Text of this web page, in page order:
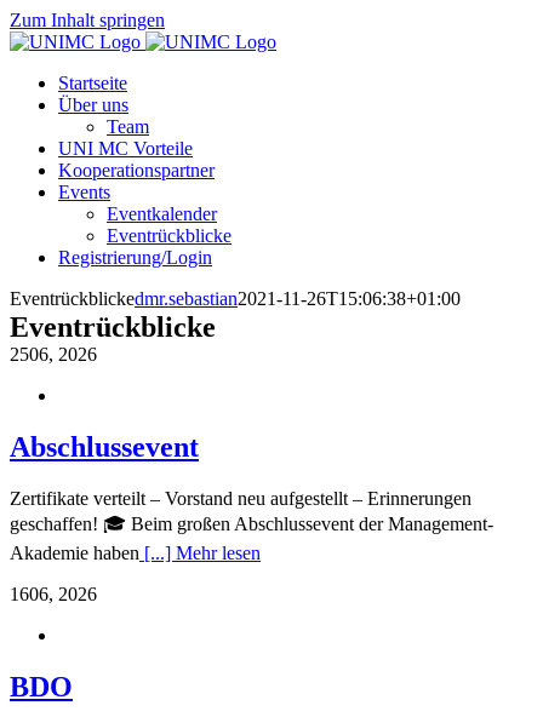
Zum Inhalt springen
Startseite
Über uns
Team
UNI MC Vorteile
Kooperationspartner
Events
Eventkalender
Eventrückblicke
Registrierung/Login
Eventrückblickedmr.sebastian2021-11-26T15:06:38+01:00
Eventrückblicke
2506, 2026
Abschlussevent
Zertifikate verteilt – Vorstand neu aufgestellt – Erinnerungen
geschaffen! 🎓 Beim großen Abschlussevent der Management-
Akademie haben [...] Mehr lesen
1606, 2026
BDO